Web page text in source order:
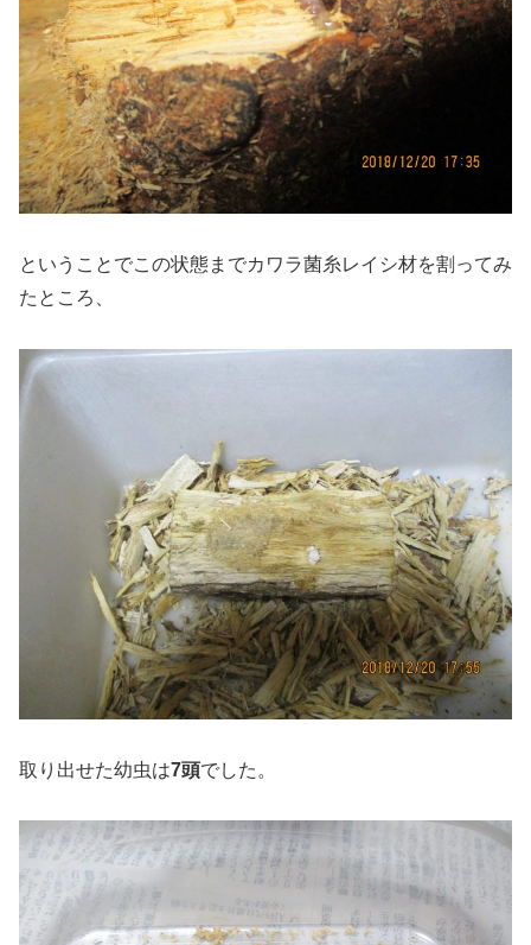
ということでこの状態までカワラ菌糸レイシ材を割ってみ
たところ、
取り出せた幼虫は7頭でした。